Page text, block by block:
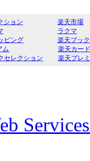
ション
ピング
ム
セレクション
楽天市場
ラクマ
楽天ブッ
楽天カード
楽天プレ